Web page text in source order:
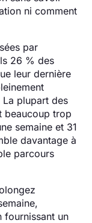
ni comment
par
26 % des
leur dernière
plupart des
beaucoup trop
semaine et 31
davantage à
parcours
fournissant un